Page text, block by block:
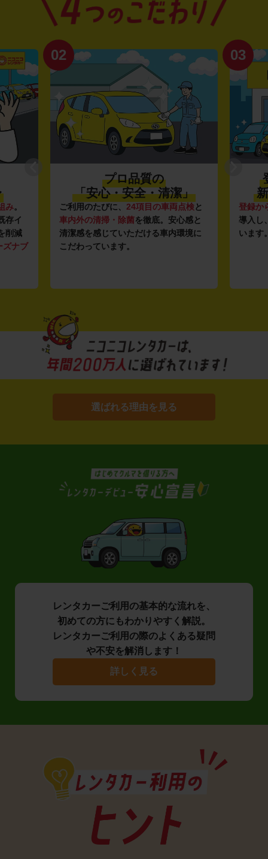
み。
存イ
削減
ズナブ
02
プロ品質の
「安心・安全・清潔」
ご利用のたびに、 24項目の車両点検と
車内外の清掃・除菌を徹底。安心感と
清潔感を感じていただける車内環境に
こだわっています。
03
登録か
導入し
います
選ばれる理由を見る
レンタカーご利用の基本的な流れを、
初めての方にもわかりやすく解説。
レンタカーご利用の際のよくある疑問
や不安を解消します！
詳しく見る